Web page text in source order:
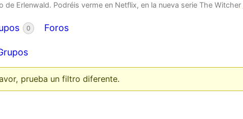
Erlenwald. Podréis verme en Netflix, en la nueva serie The Witcher
0 Foros
prueba un filtro diferente.